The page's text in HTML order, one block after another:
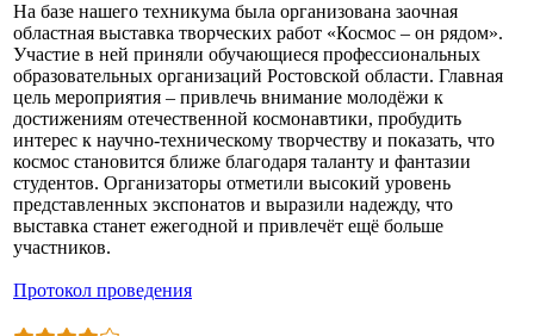
На базе нашего техникума была организована заочная
областная выставка творческих работ «Космос – он рядом».
Участие в ней приняли обучающиеся профессиональных
образовательных организаций Ростовской области. Главная
цель мероприятия – привлечь внимание молодёжи к
достижениям отечественной космонавтики, пробудить
интерес к научно-техническому творчеству и показать, что
космос становится ближе благодаря таланту и фантазии
студентов. Организаторы отметили высокий уровень
представленных экспонатов и выразили надежду, что
выставка станет ежегодной и привлечёт ещё больше
участников.
Протокол проведения